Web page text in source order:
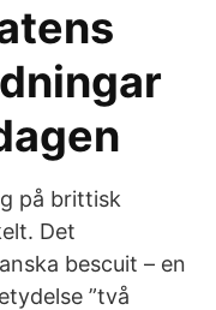
på brittisk
Det
bescuit – en
”två